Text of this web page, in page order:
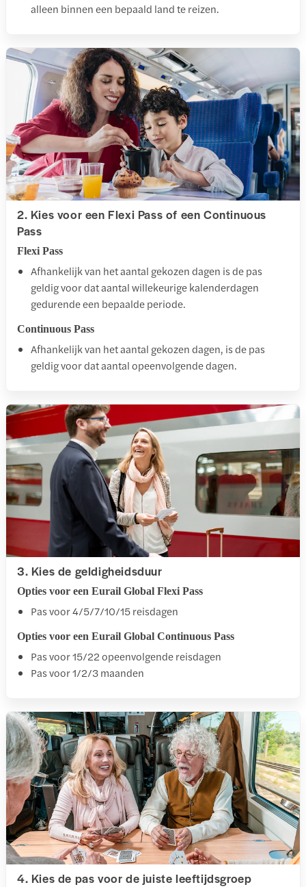
alleen binnen een bepaald land te reizen.
2. Kies voor een Flexi Pass of een Continuous
Pass
Flexi Pass
Afhankelijk van het aantal gekozen dagen is de pas
geldig voor dat aantal willekeurige kalenderdagen
gedurende een bepaalde periode.
Continuous Pass
Afhankelijk van het aantal gekozen dagen, is de pas
geldig voor dat aantal opeenvolgende dagen.
3. Kies de geldigheidsduur
Opties voor een Eurail Global Flexi Pass
Pas voor 4/5/7/10/15 reisdagen
Opties voor een Eurail Global Continuous Pass
Pas voor 15/22 opeenvolgende reisdagen
Pas voor 1/2/3 maanden
4. Kies de pas voor de juiste leeftijdsgroep